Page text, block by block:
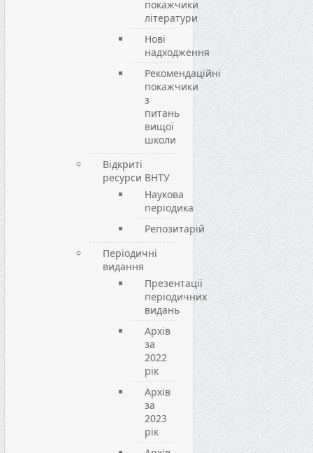
покажчики
літератури
Нові
надходження
Рекомендаційні
покажчики
з
питань
вищої
школи
Відкриті
ресурси ВНТУ
Наукова
періодика
Репозитарій
Періодичні
видання
Презентації
періодичних
видань
Архів
за
2022
рік
Архів
за
2023
рік